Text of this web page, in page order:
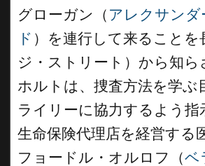
グローガン（ アレクサン
ド ）を連行して来ることを
ジ・ストリート）から知ら
ホルトは、捜査方法を学ぶ
ライリーに協力するよう指
生命保険代理店を経営する
フョードル・オルロフ（ベ